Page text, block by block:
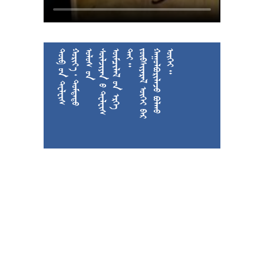

































































  






































 